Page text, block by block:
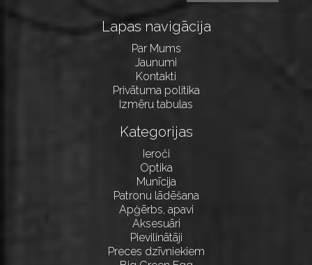
Lapas navigācija
Par Mums
Jaunumi
Kontakti
Privātuma politika
Izmēru tabulas
Kategorijas
Ieroči
Optika
Munīcija
Patronu lādēšana
Apģērbs, apavi
Aksesuāri
Pievilinātāji
Preces dzīvniekiem